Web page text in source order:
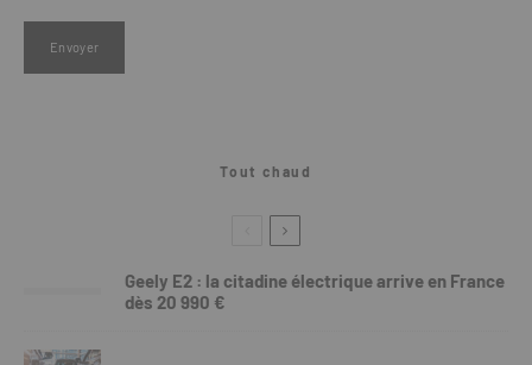
Tout chaud
Geely E2 : la citadine électrique arrive en France
dès 20 990 €